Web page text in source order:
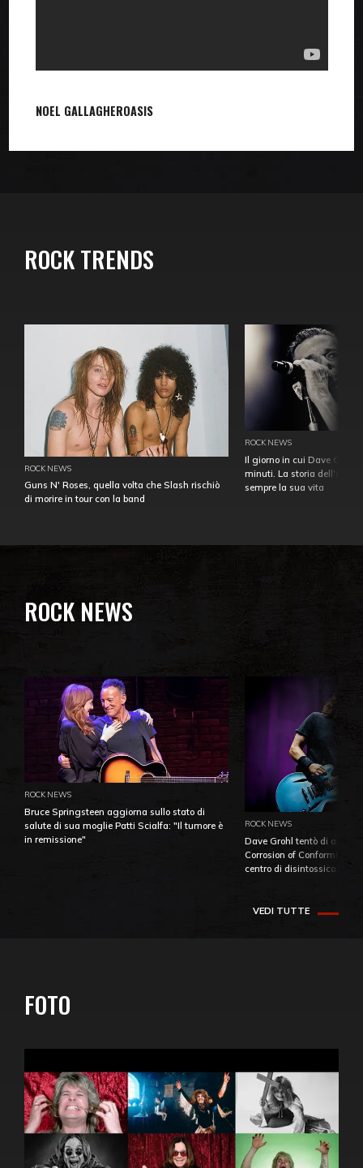
NOEL GALLAGHEROASIS
ROCK TRENDS
ROCK NEWS
Guns N' Roses, quella volta che Slash rischiò
di morire in tour con la band
ROCK NEWS
Il giorno in cui Dave
minuti. La storia
sempre la sua vita
ROCK NEWS
ROCK NEWS
Bruce Springsteen aggiorna sullo stato di
salute di sua moglie Patti Scialfa: "Il tumore è
in remissione"
ROCK NEWS
Dave Grohl tentò di
Corrosion of Conformity
centro di
VEDI TUTTE
FOTO